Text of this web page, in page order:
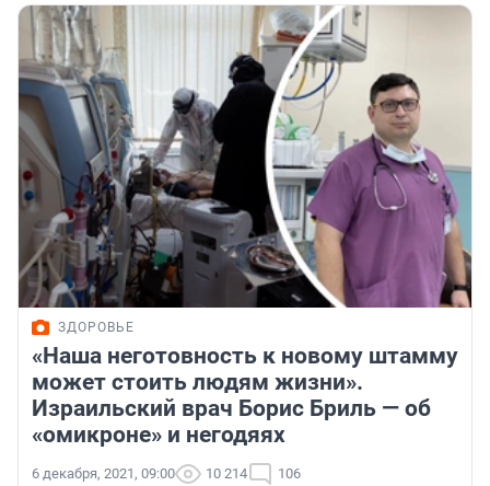
ЗДОРОВЬЕ
«Наша неготовность к новому штамму
может стоить людям жизни».
Израильский врач Борис Бриль — об
«омикроне» и негодяях
6 декабря, 2021, 09:00 10 214 106